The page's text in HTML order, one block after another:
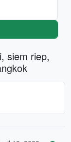
siem riep,